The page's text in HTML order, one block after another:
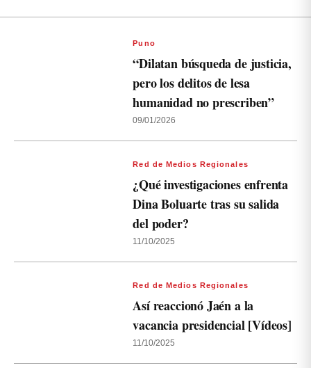
Puno
“Dilatan búsqueda de justicia,
pero los delitos de lesa
humanidad no prescriben”
09/01/2026
Red de Medios Regionales
¿Qué investigaciones enfrenta
Dina Boluarte tras su salida
del poder?
11/10/2025
Red de Medios Regionales
Así reaccionó Jaén a la
vacancia presidencial [Vídeos]
11/10/2025